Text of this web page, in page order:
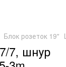
Блок розеток 19"
7, шнур